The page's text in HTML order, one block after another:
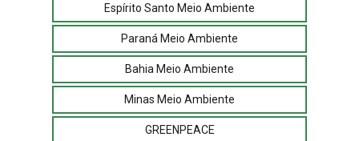
Espírito Santo Meio Ambiente
Paraná Meio Ambiente
Bahia Meio Ambiente
Minas Meio Ambiente
GREENPEACE